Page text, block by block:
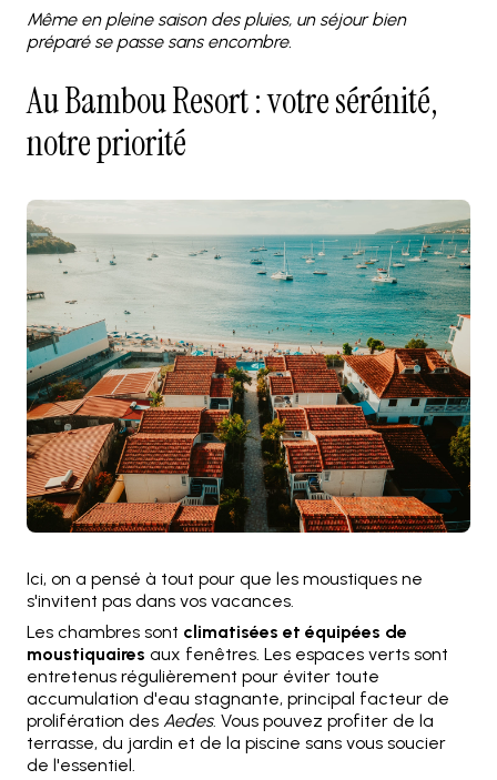
Même en pleine saison des pluies, un séjour bien
préparé se passe sans encombre.
Au Bambou Resort : votre sérénité,
notre priorité
Ici, on a pensé à tout pour que les moustiques ne
s'invitent pas dans vos vacances.
Les chambres sont climatisées et équipées de
moustiquaires aux fenêtres. Les espaces verts sont
entretenus régulièrement pour éviter toute
accumulation d'eau stagnante, principal facteur de
prolifération des Aedes. Vous pouvez profiter de la
terrasse, du jardin et de la piscine sans vous soucier
de l'essentiel.